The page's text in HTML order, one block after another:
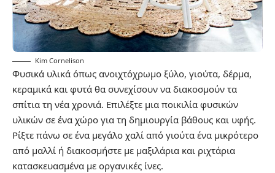
Kim Cornelison
Φυσικά υλικά όπως ανοιχτόχρωμο ξύλο, γιούτα, δέρμα,
κεραμικά και φυτά θα συνεχίσουν να διακοσμούν τα
σπίτια τη νέα χρονιά. Επιλέξτε μια ποικιλία φυσικών
υλικών σε ένα χώρο για τη δημιουργία βάθους και υφής.
Ρίξτε πάνω σε ένα μεγάλο χαλί από γιούτα ένα μικρότερο
από μαλλί ή διακοσμήστε με μαξιλάρια και ριχτάρια
κατασκευασμένα με οργανικές ίνες.